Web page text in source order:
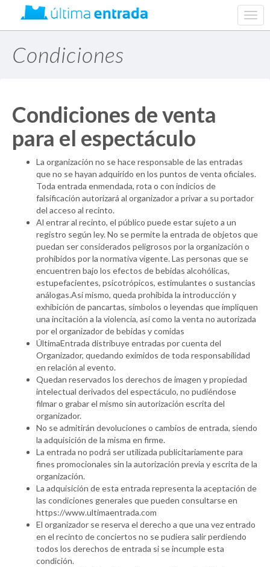
Condiciones
Condiciones de venta
para el espectáculo
La organización no se hace responsable de las entradas
que no se hayan adquirido en los puntos de venta oficiales.
Toda entrada enmendada, rota o con indicios de
falsificación autorizará al organizador a privar a su portador
del acceso al recinto.
Al entrar al recinto, el público puede estar sujeto a un
registro según ley. No se permite la entrada de objetos que
puedan ser considerados peligrosos por la organización o
prohibidos por la normativa vigente. Las personas que se
encuentren bajo los efectos de bebidas alcohólicas,
estupefacientes, psicotrópicos, estimulantes o sustancias
análogas.Así mismo, queda prohibida la introducción y
exhibición de pancartas, símbolos o leyendas que impliquen
una incitación a la violencia, así como la venta no autorizada
por el organizador de bebidas y comidas
ÚltimaEntrada distribuye entradas por cuenta del
Organizador, quedando eximidos de toda responsabilidad
en relación al evento.
Quedan reservados los derechos de imagen y propiedad
intelectual derivados del espectáculo, no pudiéndose
filmar o grabar el mismo sin autorización escrita del
organizador.
No se admitirán devoluciones o cambios de entrada, siendo
la adquisición de la misma en firme.
La entrada no podrá ser utilizada publicitariamente para
fines promocionales sin la autorización previa y escrita de la
organización.
La adquisición de esta entrada representa la aceptación de
las condiciones generales que pueden consultarse en
https://www.ultimaentrada.com
El organizador se reserva el derecho a que una vez entrado
en el recinto de conciertos no se pudiera salir perdiendo
todos los derechos de entrada si se incumple esta
condición.